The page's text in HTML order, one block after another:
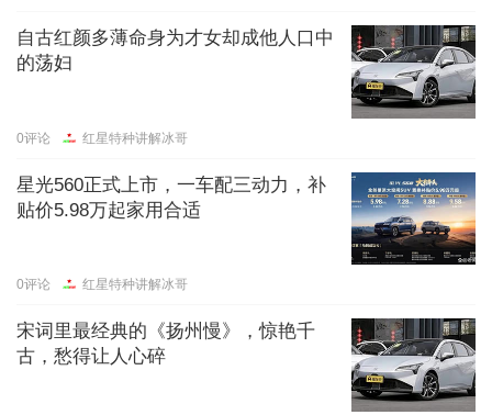
自古红颜多薄命身为才女却成他人口中
的荡妇
0评论 红星特种讲解冰哥
星光560正式上市，一车配三动力，补
贴价5.98万起家用合适
0评论 红星特种讲解冰哥
宋词里最经典的《扬州慢》，惊艳千
古，愁得让人心碎